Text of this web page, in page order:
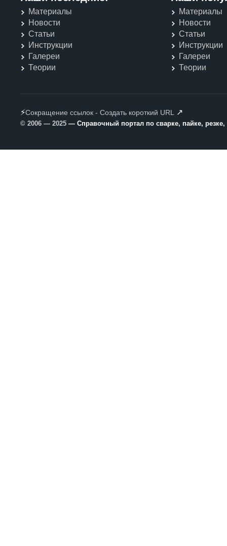
Материалы
Новости
Статьи
Инструкции
Галереи
Теории
Материалы
Новости
Статьи
Инструкции
Галереи
Теории
⚡Сокращение ссылок - Создать короткий URL ↗
© 2006 — 2025 — Справочный портал по сварке, пайке,